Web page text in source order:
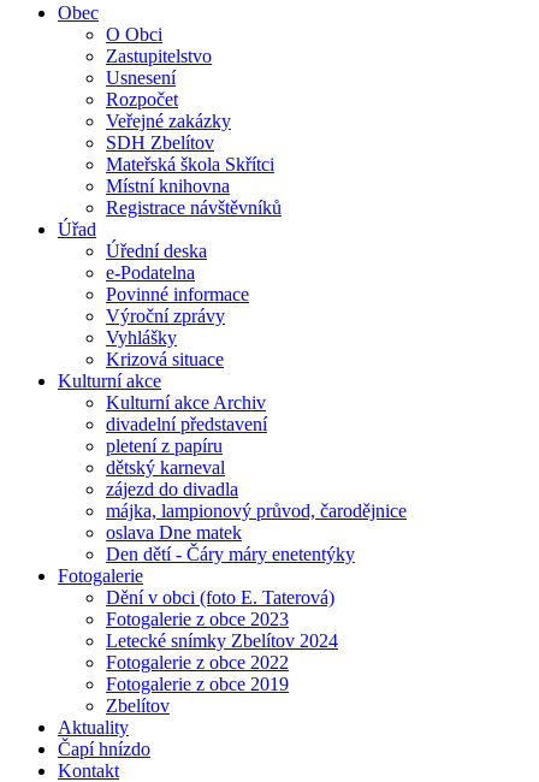
Obec
O Obci
Zastupitelstvo
Usnesení
Rozpočet
Veřejné zakázky
SDH Zbelítov
Mateřská škola Skřítci
Místní knihovna
Registrace návštěvníků
Úřad
Úřední deska
e-Podatelna
Povinné informace
Výroční zprávy
Vyhlášky
Krizová situace
Kulturní akce
Kulturní akce Archiv
divadelní představení
pletení z papíru
dětský karneval
zájezd do divadla
májka, lampionový průvod, čarodějnice
oslava Dne matek
Den dětí - Čáry máry enetentýky
Fotogalerie
Dění v obci (foto E. Taterová)
Fotogalerie z obce 2023
Letecké snímky Zbelítov 2024
Fotogalerie z obce 2022
Fotogalerie z obce 2019
Zbelítov
Aktuality
Čapí hnízdo
Kontakt